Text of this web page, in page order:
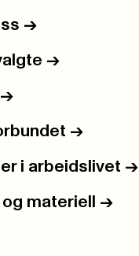
->
->
->
->
i arbeidslivet ->
materiell ->